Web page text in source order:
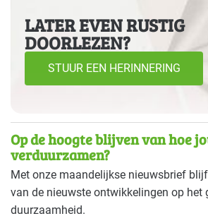
LATER EVEN RUSTIG
DOORLEZEN?
STUUR EEN HERINNERING
Op de hoogte blijven van hoe
verduurzamen?
Met onze maandelijkse nieuwsbrief
van de nieuwste ontwikkelingen op het
duurzaamheid.